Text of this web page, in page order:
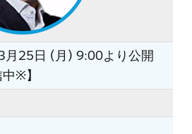
月25日 (月) 9:00より公開
※】